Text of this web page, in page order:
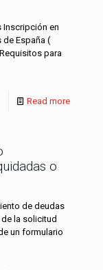
Inscripción en
de España (
para
Read more
o
de deudas
la solicitud
un formulario